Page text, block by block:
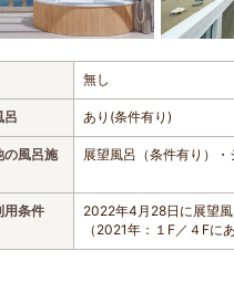
無し
呂 あり(条件有り)
の風呂施
展望風呂（条件有り）・
用条件
2022年4月28日に展望風
（2021年：１F／４Fに